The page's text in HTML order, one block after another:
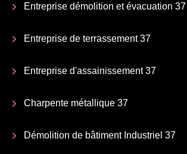
Entreprise démolition et évacuation 37
Entreprise de terrassement 37
Entreprise d'assainissement 37
Charpente métallique 37
Démolition de bâtiment Industriel 37